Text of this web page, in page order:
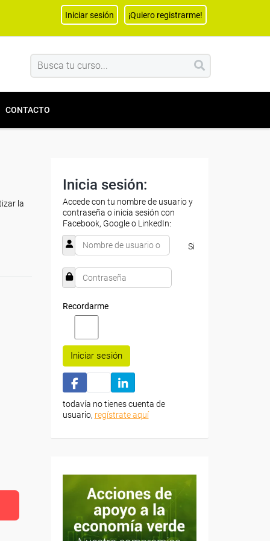
Iniciar sesión ¡Quiero registrarme!
CONTACTO
la
Inicia sesión:
Accede con tu nombre de usuario y
contraseña o inicia sesión con
Facebook, Google o LinkedIn:
Recordarme
Iniciar sesión
Si
todavía no tienes cuenta de
usuario, regístrate aquí